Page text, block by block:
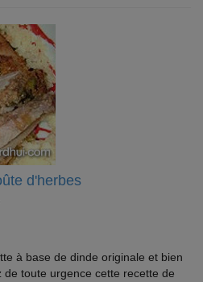
d'herbes
à base de dinde originale et bien
toute urgence cette recette de